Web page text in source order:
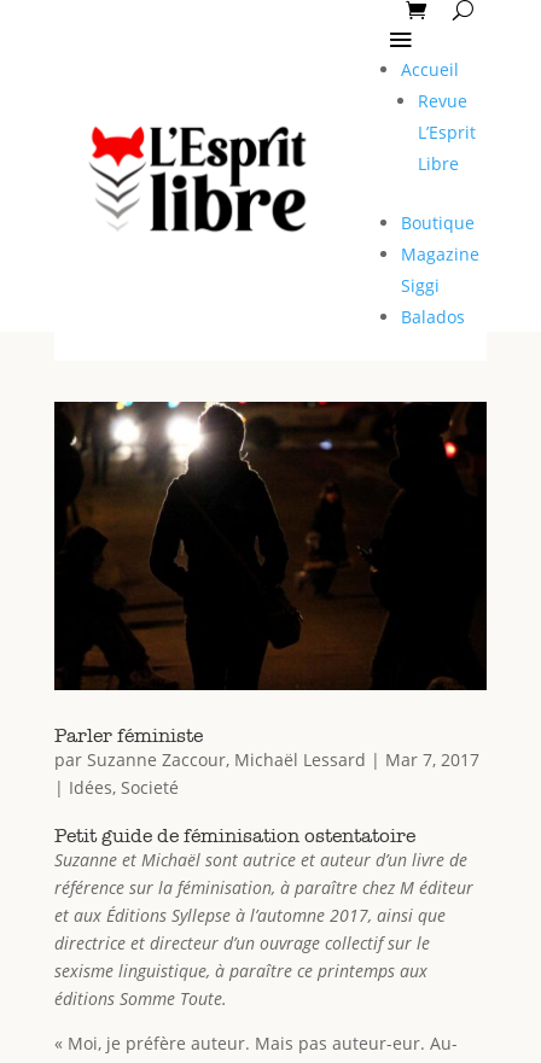
Accueil
Revue
L’Esprit
Libre
Boutique
Magazine
Siggi
Balados
Parler féministe
par Suzanne Zaccour, Michaël Lessard | Mar 7, 2017
| Idées, Societé
Petit guide de féminisation ostentatoire
Suzanne et Michaël sont autrice et auteur d’un livre de
référence sur la féminisation, à paraître chez M éditeur
et aux Éditions Syllepse à l’automne 2017, ainsi que
directrice et directeur d’un ouvrage collectif sur le
sexisme linguistique, à paraître ce printemps aux
éditions Somme Toute.
« Moi, je préfère auteur. Mais pas auteur-eur. Au-